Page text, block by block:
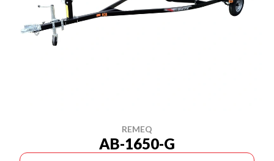
REMEQ
AB-1650-G